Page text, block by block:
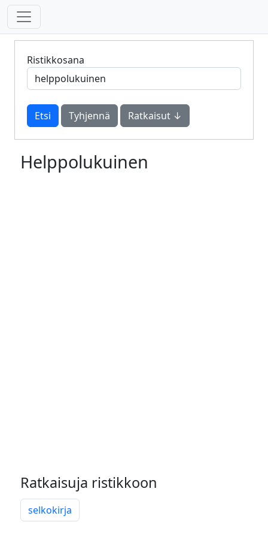
Ristikkosana
Tyhjennä Ratkaisut ↓
Helppolukuinen
Ratkaisuja ristikkoon
selkokirja